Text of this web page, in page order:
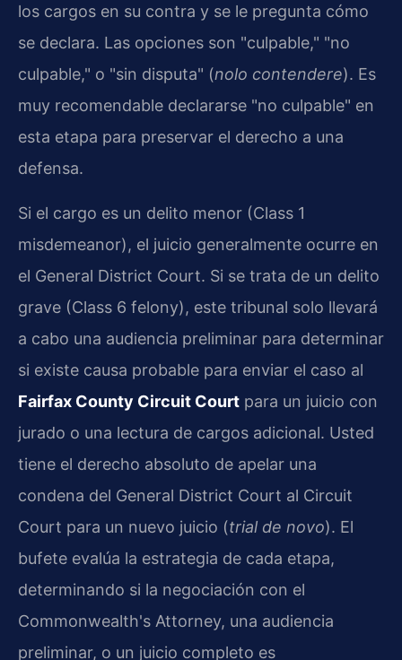
los cargos en su contra y se le pregunta cómo
se declara. Las opciones son "culpable," "no
culpable," o "sin disputa" (nolo contendere). Es
muy recomendable declararse "no culpable" en
esta etapa para preservar el derecho a una
defensa.
Si el cargo es un delito menor (Class 1
misdemeanor), el juicio generalmente ocurre en
el General District Court. Si se trata de un delito
grave (Class 6 felony), este tribunal solo llevará
a cabo una audiencia preliminar para determinar
si existe causa probable para enviar el caso al
Fairfax County Circuit Court para un juicio con
jurado o una lectura de cargos adicional. Usted
tiene el derecho absoluto de apelar una
condena del General District Court al Circuit
Court para un nuevo juicio (trial de novo). El
bufete evalúa la estrategia de cada etapa,
determinando si la negociación con el
Commonwealth's Attorney, una audiencia
preliminar, o un juicio completo es